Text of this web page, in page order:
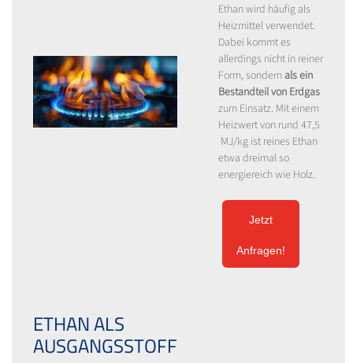
Ethan wird häufig als
Heizmittel verwendet.
Dabei kommt es
allerdings nicht in reiner
Form, sondern als ein
Bestandteil von Erdgas
zum Einsatz. Mit einem
Heizwert von rund 47,5
MJ/kg ist reines Ethan
etwa dreimal so
energiereich wie Holz.
Jetzt
Anfragen!
ETHAN ALS
AUSGANGSSTOFF